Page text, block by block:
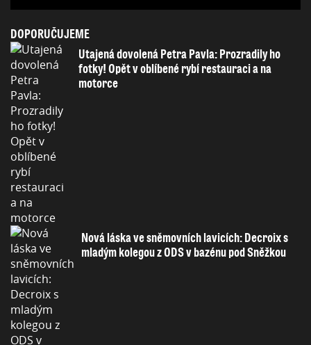
DOPORUČUJEME
Utajená dovolená Petra Pavla: Prozradily ho
fotky! Opět v oblíbené rybí restauraci a na
motorce
Nová láska ve sněmovních lavicích: Decroix s
mladým kolegou z ODS v bazénu pod Sněžkou